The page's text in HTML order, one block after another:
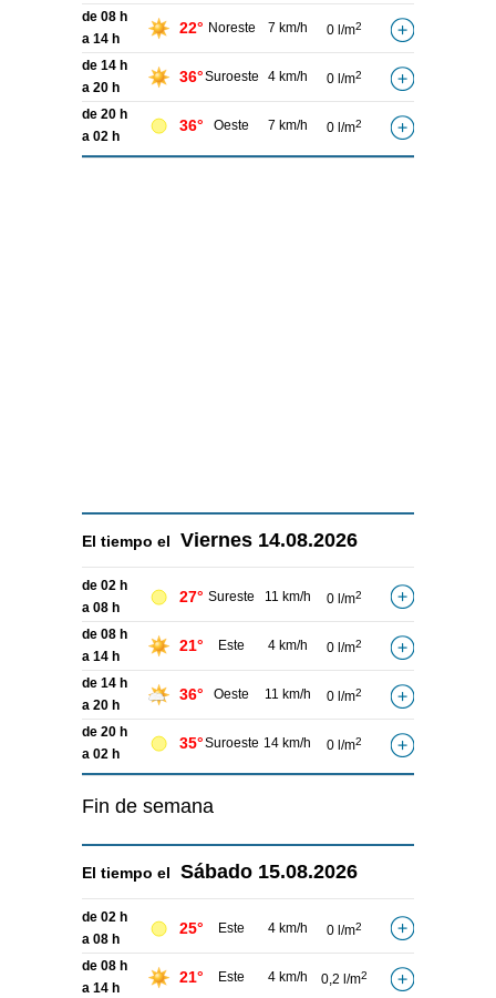
de 08 h
a 14 h
22° Noreste 7 km/h 0 l/m2
de 14 h
a 20 h
36°Suroeste 4 km/h 0 l/m2
de 20 h
a 02 h
36° Oeste 7 km/h 0 l/m2
El tiempo el Viernes 14.08.2026
de 02 h
a 08 h
27° Sureste 11 km/h 0 l/m2
de 08 h
a 14 h
21° Este 4 km/h 0 l/m2
de 14 h
a 20 h
36° Oeste 11 km/h 0 l/m2
de 20 h
a 02 h
35°Suroeste 14 km/h 0 l/m2
Fin de semana
El tiempo el Sábado 15.08.2026
de 02 h
a 08 h
25° Este 4 km/h 0 l/m2
de 08 h
a 14 h
21° Este 4 km/h 0,2 l/m2